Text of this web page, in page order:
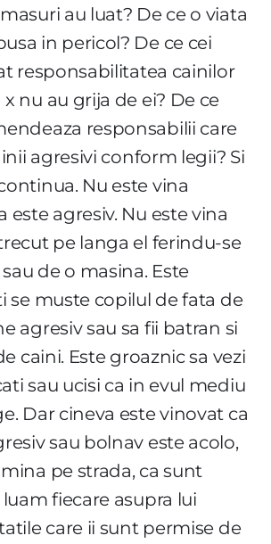
au luat? De ce o viata
in pericol? De ce cei
responsabilitatea cainilor
nu au grija de ei? De ce
responsabilii care
agresivi conform legii? Si
Nu este vina
este agresiv. Nu este vina
pe langa el ferindu-se
de o masina. Este
se muste copilul de fata de
agresiv sau sa fii batran si
caini. Este groaznic sa vezi
sau ucisi ca in evul mediu
Dar cineva este vinovat ca
sau bolnav este acolo,
pe strada, ca sunt
fiecare asupra lui
care ii sunt permise de